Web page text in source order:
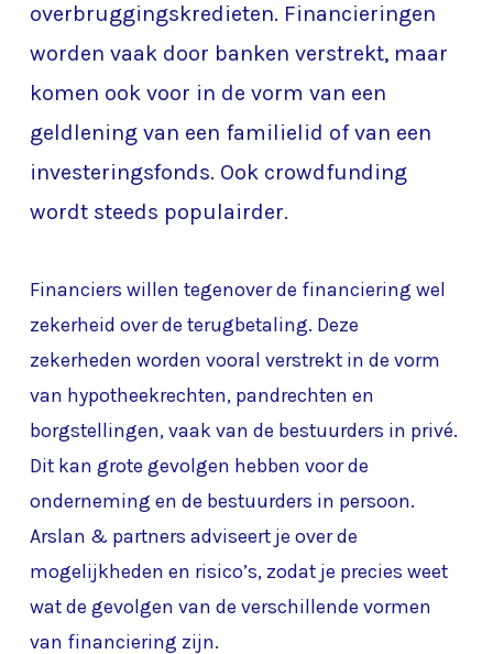
overbruggingskredieten. Financieringen
worden vaak door banken verstrekt, maar
komen ook voor in de vorm van een
geldlening van een familielid of van een
investeringsfonds. Ook crowdfunding
wordt steeds populairder.
Financiers willen tegenover de financiering wel
zekerheid over de terugbetaling. Deze
zekerheden worden vooral verstrekt in de vorm
van hypotheekrechten, pandrechten en
borgstellingen, vaak van de bestuurders in privé.
Dit kan grote gevolgen hebben voor de
onderneming en de bestuurders in persoon.
Arslan & partners adviseert je over de
mogelijkheden en risico’s, zodat je precies weet
wat de gevolgen van de verschillende vormen
van financiering zijn.